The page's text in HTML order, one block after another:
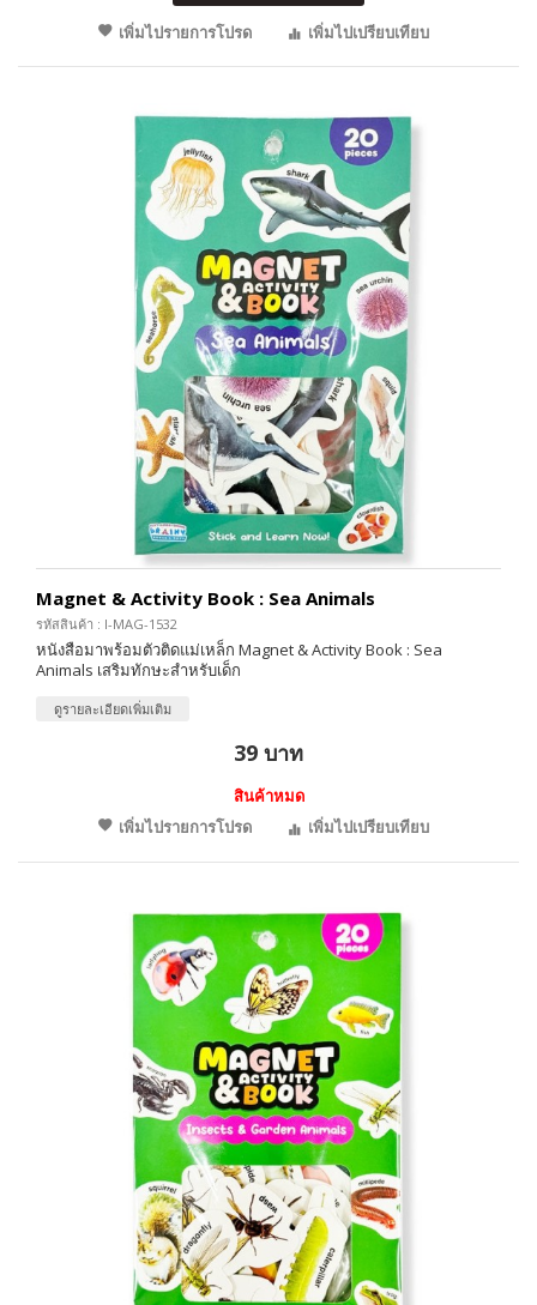
เพิ่มไปรายการโปรด เพิ่มไปเปรียบเทียบ
Magnet & Activity Book : Sea Animals
รหัสสินค้า : I-MAG-1532
หนังสือมาพร้อมตัวติดแม่เหล็ก Magnet & Activity Book : Sea
Animals เสริมทักษะสำหรับเด็ก
ดูรายละเอียดเพิ่มเติม
39 บาท
สินค้าหมด
เพิ่มไปรายการโปรด
เพิ่มไปเปรียบเทียบ